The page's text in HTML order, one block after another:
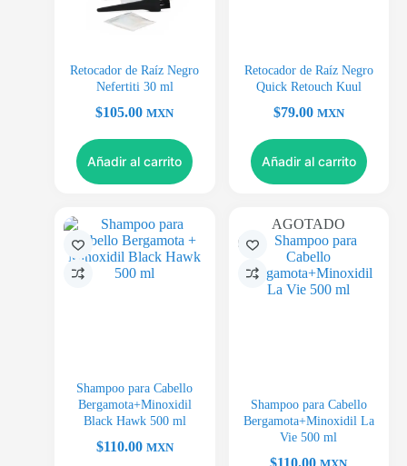
Retocador de Raíz Negro
Nefertiti 30 ml
$105.00 MXN
Añadir al carrito
Retocador de Raíz Negro
Quick Retouch Kuul
$79.00 MXN
Añadir al carrito
Shampoo para Cabello
Bergamota+Minoxidil
Black Hawk 500 ml
$110.00 MXN
AGOTADO
Shampoo para Cabello
Bergamota+Minoxidil La
Vie 500 ml